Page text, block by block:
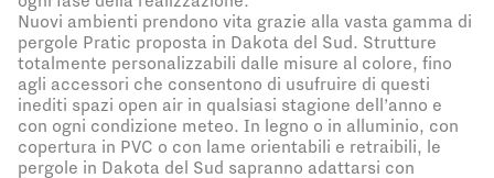
Nuovi ambienti prendono vita grazie alla vasta gamma di
pergole Pratic proposta in Dakota del Sud. Strutture
totalmente personalizzabili dalle misure al colore, fino
agli accessori che consentono di usufruire di questi
inediti spazi open air in qualsiasi stagione dell’anno e
con ogni condizione meteo. In legno o in alluminio, con
copertura in PVC o con lame orientabili e retraibili, le
pergole in Dakota del Sud sapranno adattarsi con